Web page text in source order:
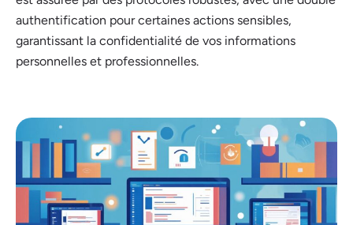
authentification pour certaines actions sensibles,
garantissant la confidentialité de vos informations
personnelles et professionnelles.